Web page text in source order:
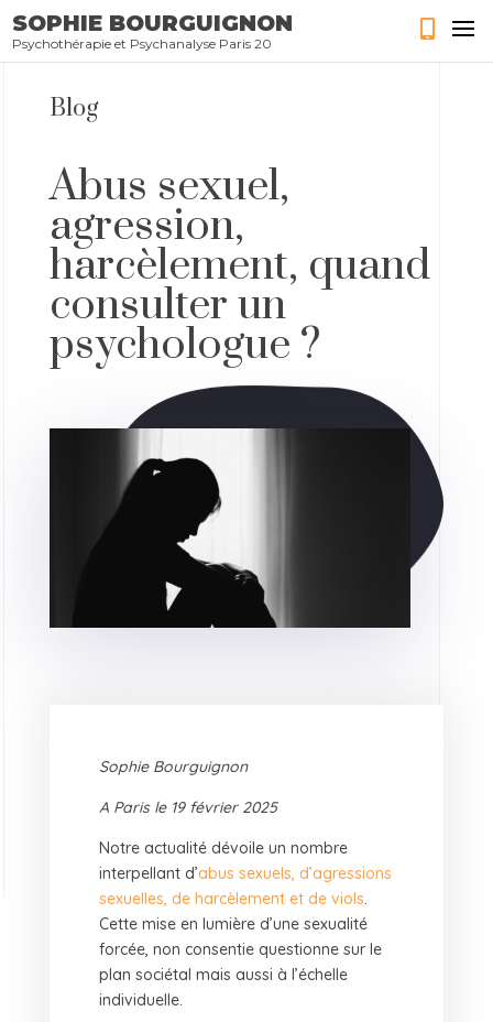
SOPHIE BOURGUIGNON
Psychothérapie et Psychanalyse Paris 20
Blog
Abus sexuel,
agression,
harcèlement, quand
consulter un
psychologue ?
Sophie Bourguignon
A Paris le 19 février 2025
Notre actualité dévoile un nombre
interpellant d’abus sexuels, d’agressions
sexuelles, de harcèlement et de viols.
Cette mise en lumière d’une sexualité
forcée, non consentie questionne sur le
plan sociétal mais aussi à l’échelle
individuelle.